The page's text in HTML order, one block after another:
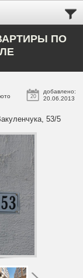
ПО
20
добавлено:
20.06.2013
53/5